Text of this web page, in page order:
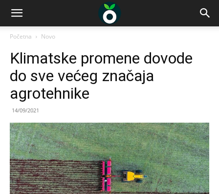
Početna Novo
Klimatske promene dovode
do sve većeg značaja
agrotehnike
14/09/2021